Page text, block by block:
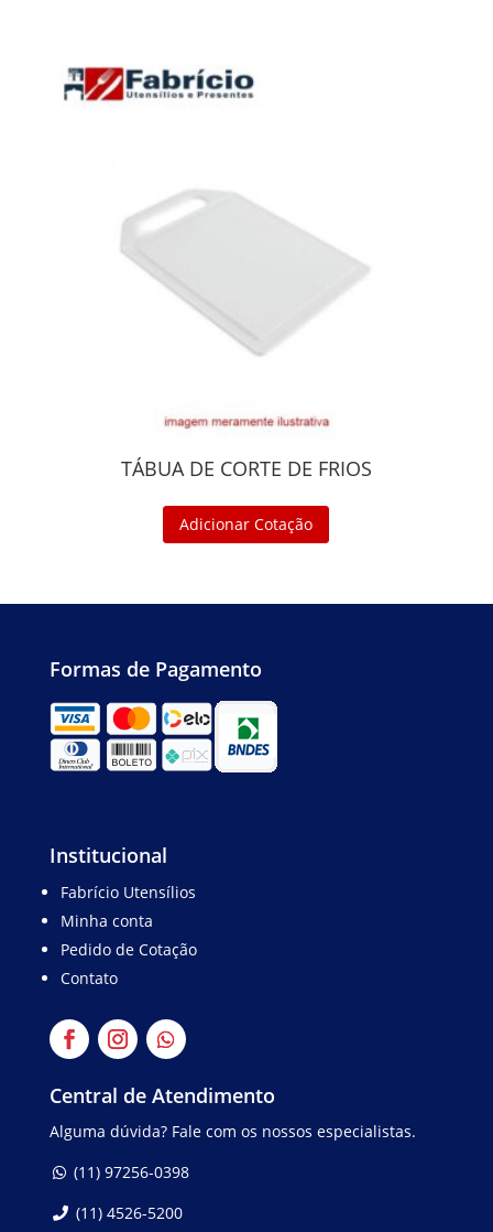
TÁBUA DE CORTE DE FRIOS
Adicionar Cotação
Formas de Pagamento
Institucional
Fabrício Utensílios
Minha conta
Pedido de Cotação
Contato
Central de Atendimento
Alguma dúvida? Fale com os nossos especialistas.
(11) 97256-0398
(11) 4526-5200